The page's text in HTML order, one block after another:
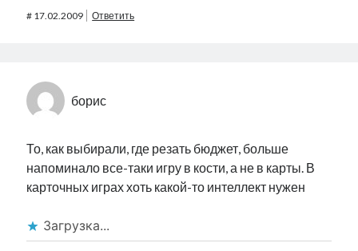
# 17.02.2009 Ответить
борис
То, как выбирали, где резать бюджет, больше
напоминало все-таки игру в кости, а не в карты. В
карточных играх хоть какой-то интеллект нужен
Загрузка...